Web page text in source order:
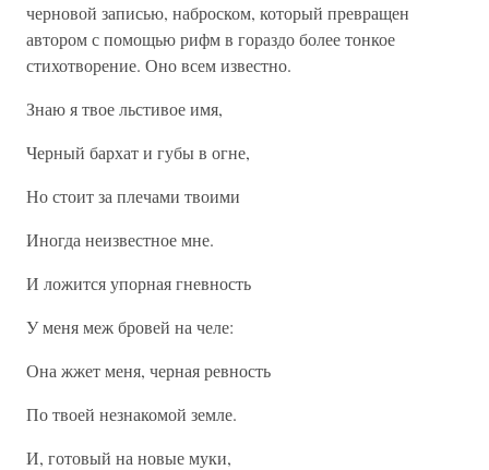
черновой записью, наброском, который превращен
автором с помощью рифм в гораздо более тонкое
стихотворение. Оно всем известно.
Знаю я твое льстивое имя,
Черный бархат и губы в огне,
Но стоит за плечами твоими
Иногда неизвестное мне.
И ложится упорная гневность
У меня меж бровей на челе:
Она жжет меня, черная ревность
По твоей незнакомой земле.
И, готовый на новые муки,